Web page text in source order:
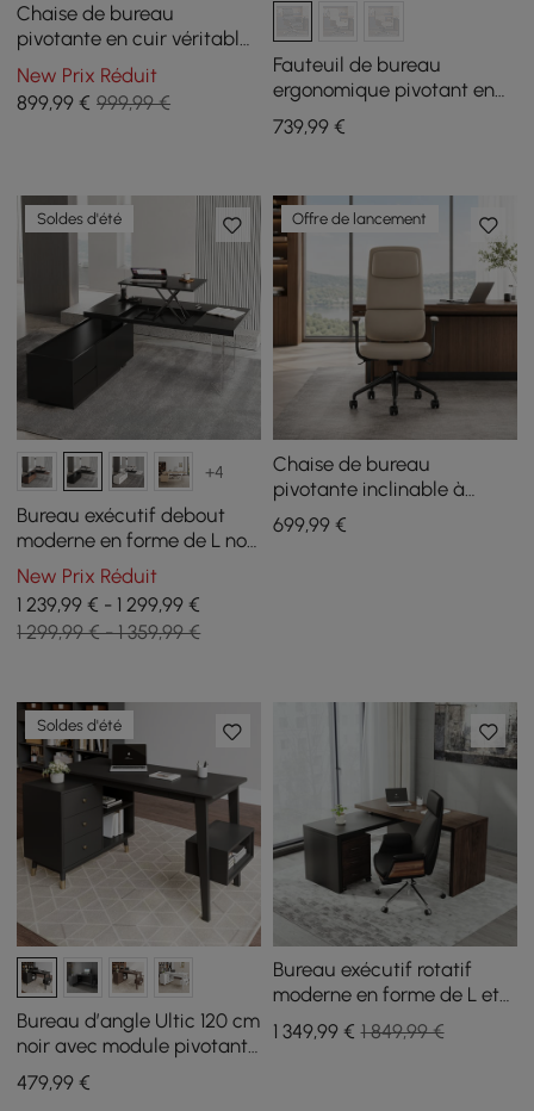
Chaise de bureau
pivotante en cuir véritable
noir avec système
d'inclinaison synchrone
ergonomique
New Prix Réduit
899,99 € 999,99 €
Fauteuil de bureau
ergonomique pivotant en
simili cuir noir avec
accents en bois noyer
739,99€
Soldes d'été
+4
Bureau exécutif debout
moderne en forme de L noir
de 1815 mm avec armoire
latérale
New Prix Réduit
1 239,99 € - 1 299,99 €
1 299,99 € - 1 359,99 €
Offre de lancement
Chaise de bureau
pivotante inclinable à
dossier haut en cuir
véritable gris ergonomique
699,99€
Soldes d'été
Bureau d’angle Ultic 120 cm
noir avec module pivotant
et rangement
479,99 €
Bureau exécutif rotatif
moderne en forme de L et
ensemble de chaises de
bureau pivotantes en cuir
1 349,99€ 1 849,99 €